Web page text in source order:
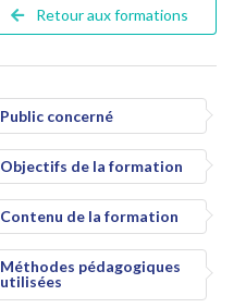
Retour aux formations
Public concerné
Objectifs de la formation
Contenu de la formation
Méthodes pédagogiques
utilisées